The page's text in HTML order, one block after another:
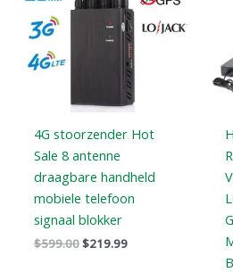
4G stoorzender Hot
Sale 8 antenne
draagbare handheld
mobiele telefoon
signaal blokker
$599.00$219.99